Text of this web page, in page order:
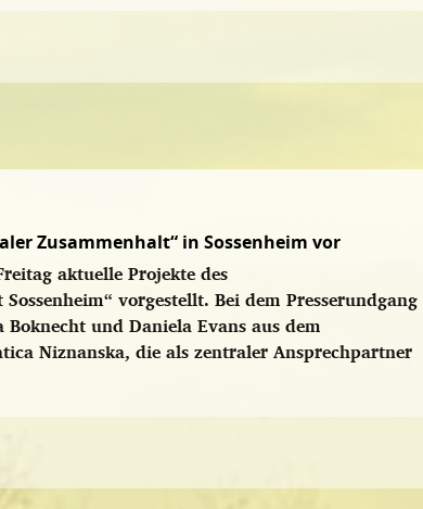
Zusammenhalt“ in Sossenheim vor
aktuelle Projekte des
vorgestellt. Bei dem Presserundgang
und Daniela Evans aus dem
Niznanska, die als zentraler Ansprechpartner